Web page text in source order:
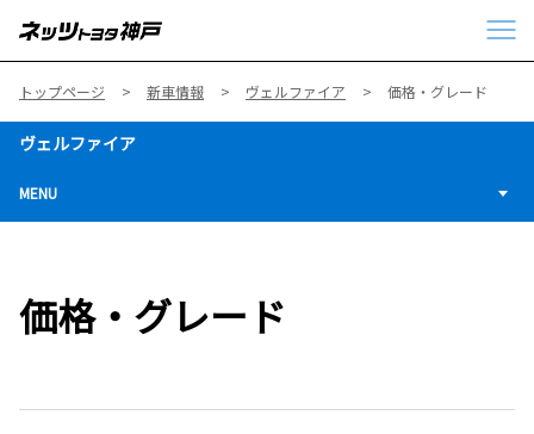
トップページ 新車情報 ヴェルファイア 価格・グレード
ヴェルファイア
MENU
価格・グレード